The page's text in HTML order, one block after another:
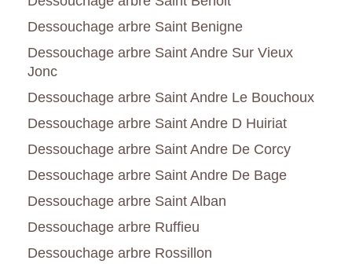
Dessouchage arbre Saint Benigne
Dessouchage arbre Saint Andre Sur Vieux
Jonc
Dessouchage arbre Saint Andre Le Bouchoux
Dessouchage arbre Saint Andre D Huiriat
Dessouchage arbre Saint Andre De Corcy
Dessouchage arbre Saint Andre De Bage
Dessouchage arbre Saint Alban
Dessouchage arbre Ruffieu
Dessouchage arbre Rossillon